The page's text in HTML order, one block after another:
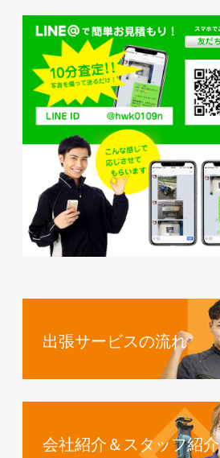
出張サービスの流れ
会社紹介＆スタッフ紹介